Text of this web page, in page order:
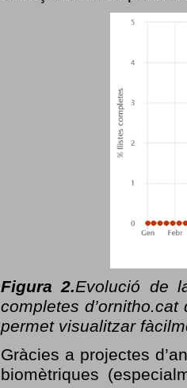
Figura 2.Evolució de
completes
permet visualitzar
Gràcies a projectes
biomètriques